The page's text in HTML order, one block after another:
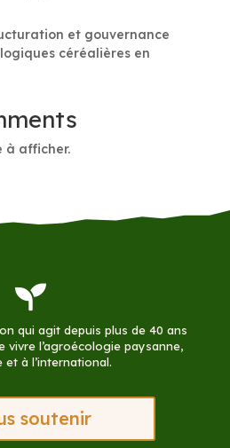
et gouvernance
céréalières en
à afficher.

qui agit depuis plus de 40 ans
vivre l’agroécologie paysanne,
et à l’international.
soutenir